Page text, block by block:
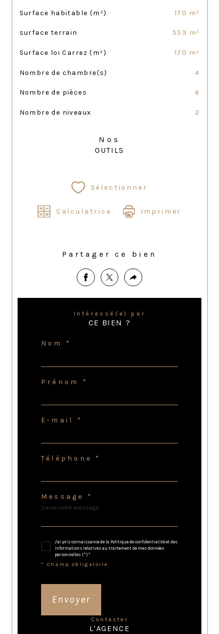
Surface habitable (m²) 170 m²
surface terrain 553 m²
Surface loi Carrez (m²) 170 m²
Nombre de chambre(s) 4
Nombre de pièces 6
Nombre de niveaux 2
Nos
OUTILS
Sélectionner
Calculatrice Imprimer
Partager ce bien
Intéressé(e) par
CE BIEN ?
Nom *
Prénom *
E-mail *
Téléphone *
Message *
J'ai pris connaissance de la Politique de confidentialité et des
informations relatives au traitement de mes données
personnelles (*)*
* Champ obligatoire
Envoyer
contacter
L'AGENCE